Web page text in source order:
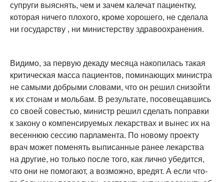
супруги выяснять, чем и зачем калечат пациентку,
которая ничего плохого, кроме хорошего, не сделала
ни государству , ни министерству здравоохранения.
Видимо, за первую декаду месяца накопилась такая
критическая масса пациентов, поминающих министра
не самыми добрыми словами, что он решил снизойти
к их стонам и мольбам. В результате, посовещавшись
со своей совестью, министр решил сделать поправки
к закону о компенсируемых лекарствах и вынес их на
весеннюю сессию парламента. По новому проекту
врач может поменять выписанные ранее лекарства
на другие, но только после того, как лично убедится,
что они не помогают, а возможно, вредят. А если что-